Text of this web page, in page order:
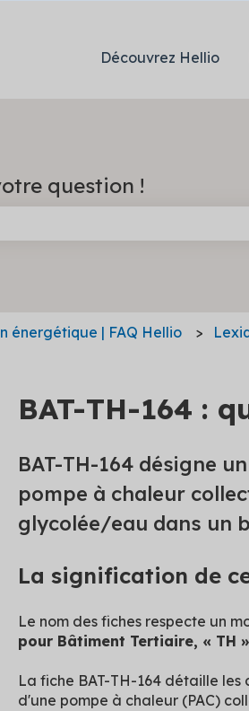
Découvrez Hellio
question !
énergétique | FAQ Hellio
BAT-TH-164 :
BAT-TH-164 désigne
pompe à chaleur
glycolée/eau dans un
La signification de
Le nom des fiches respecte un
pour Bâtiment Tertiaire, « TH
La fiche BAT-TH-164 détaille
d'une pompe à chaleur (PAC)